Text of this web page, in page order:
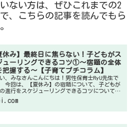
ない方は、ぜひこれまでの2
、こちらの記事を読んでもら
休み】最終日に焦らない！子どもがス
ューリングできるコツ①～宿題の全体
把握する～【子育てプチコラム】
、みなさんこんにちは！男性保育士RyU先生で
今回は、【夏休み】の宿題について、子どもが
進行をスケジューリングできるコツについて書
いきます。 さっそく、いきましょう！最終日に
い！子どもがスケジューリングできるコツ①